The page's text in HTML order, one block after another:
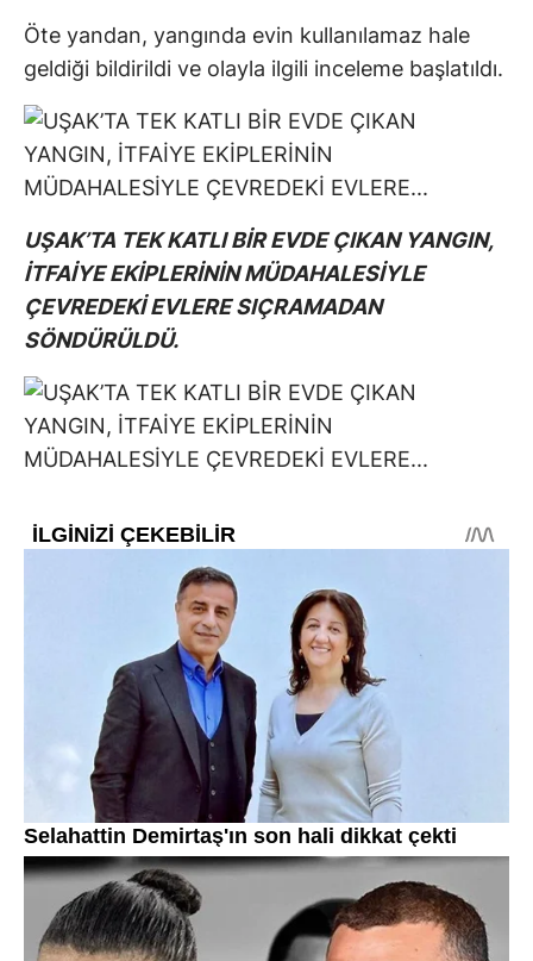
Öte yandan, yangında evin kullanılamaz hale
geldiği bildirildi ve olayla ilgili inceleme başlatıldı.
UŞAK’TA TEK KATLI BİR EVDE ÇIKAN YANGIN,
İTFAİYE EKİPLERİNİN MÜDAHALESİYLE
ÇEVREDEKİ EVLERE SIÇRAMADAN
SÖNDÜRÜLDÜ.